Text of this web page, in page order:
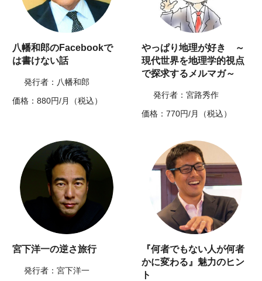
八幡和郎のFacebookで
は書けない話
発行者：八幡和郎
価格：880円/月（税込）
やっぱり地理が好き ～
現代世界を地理学的視点
で探求するメルマガ～
発行者：宮路秀作
価格：770円/月（税込）
宮下洋一の逆さ旅行
発行者：宮下洋一
『何者でもない人が何者
かに変わる』魅力のヒン
ト